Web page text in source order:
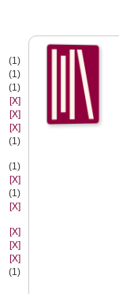
(1)
(1)
(1)
[X]
[X]
[X]
(1)
(1)
[X]
(1)
[X]
[X]
[X]
[X]
(1)